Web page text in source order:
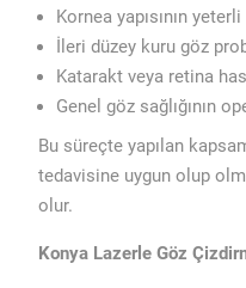
Kornea yapısının
İleri düzey kuru göz
Katarakt veya retina
Genel göz sağlığının
Bu süreçte yapılan
tedavisine uygun olup
olur.
Konya Lazerle Göz